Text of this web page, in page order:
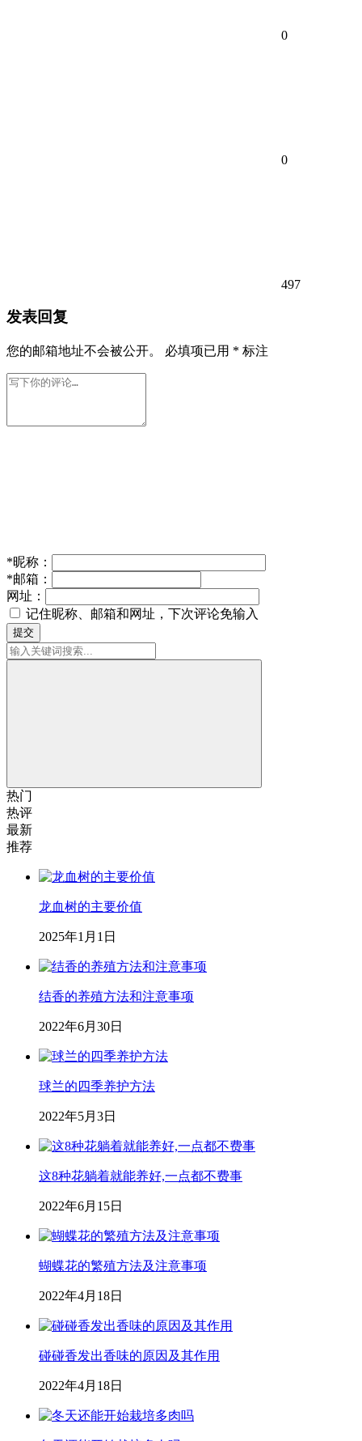
0
0
497
发表回复
您的邮箱地址不会被公开。 必填项已用 * 标注
*昵称：
*邮箱：
网址：
记住昵称、邮箱和网址，下次评论免输入
提交
热门
热评
最新
推荐
龙血树的主要价值
2025年1月1日
结香的养殖方法和注意事项
2022年6月30日
球兰的四季养护方法
2022年5月3日
这8种花躺着就能养好,一点都不费事
2022年6月15日
蝴蝶花的繁殖方法及注意事项
2022年4月18日
碰碰香发出香味的原因及其作用
2022年4月18日